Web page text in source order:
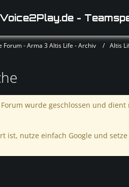
Voice2Play.de -
Forum - Arma 3 Altis Life - Archiv Altis
wurde geschlossen und
ist, nutze einfach Google und